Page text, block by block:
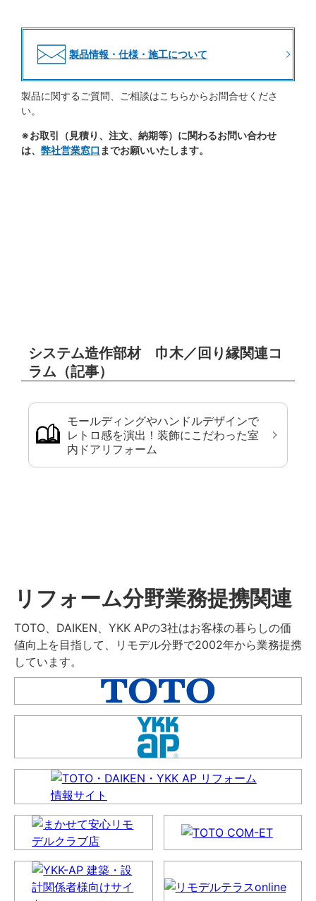
製品情報・仕様・施工について
製品に関するご質問、ご相談はこちらからお問合せくださ
い。
※お取引（見積り、注文、納期等）に関わるお問い合わせ
は、 弊社営業窓口 までお願いいたします。
システム造作部材 巾木／回り縁関連コ
ラム（記事）
モールディングやハンドルデザインで
レトロ感を演出！装飾にこだわった室
内ドアリフォーム
リフォーム分野業務提携関連
TOTO、DAIKEN、YKK APの3社はお客様の暮らしの価
値向上を目指して、リモデル分野で2002年から業務提携
しています。